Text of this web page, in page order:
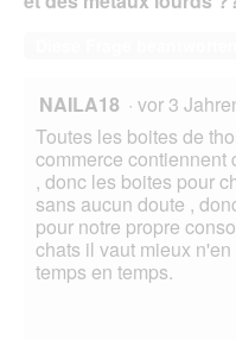
NAILA18 · vor 3
Toutes les boites de
commerce contiennent
, donc les boites pour
sans aucun doute ,
pour notre propre
chats il vaut mieux
temps en temps.